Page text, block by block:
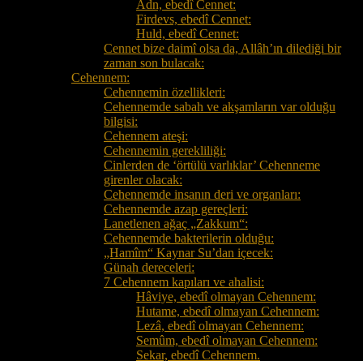
Adn, ebedî Cennet:
Firdevs, ebedî Cennet:
Huld, ebedî Cennet:
Cennet bize daimî olsa da, Allâh’ın dilediği bir
zaman son bulacak:
Cehennem:
Cehennemin özellikleri:
Cehennemde sabah ve akşamların var olduğu
bilgisi:
Cehennem ateşi:
Cehennemin gerekliliği:
Cinlerden de ‘örtülü varlıklar’ Cehenneme
girenler olacak:
Cehennemde insanın deri ve organları:
Cehennemde azap gereçleri:
Lanetlenen ağaç „Zakkum“:
Cehennemde bakterilerin olduğu:
„Hamîm“ Kaynar Su’dan içecek:
Günah dereceleri:
7 Cehennem kapıları ve ahalisi:
Hâviye, ebedî olmayan Cehennem:
Hutame, ebedî olmayan Cehennem:
Lezâ, ebedî olmayan Cehennem:
Semûm, ebedî olmayan Cehennem:
Sekar, ebedî Cehennem.